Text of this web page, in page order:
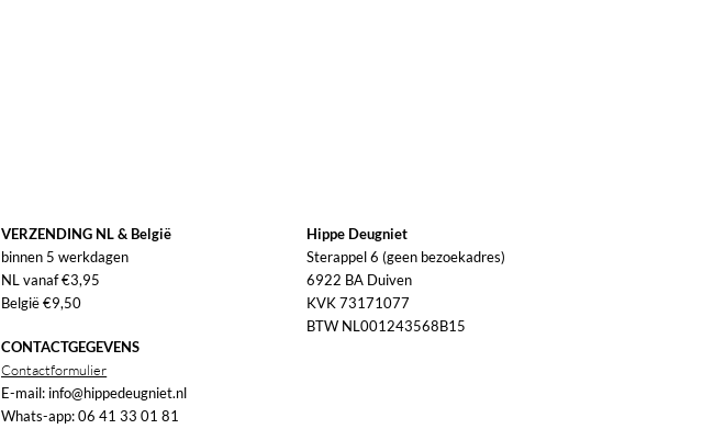
VERZENDING NL & België
binnen 5 werkdagen
NL vanaf €3,95
België €9,50
CONTACTGEGEVENS
Contactformulier
E-mail: info@hippedeugniet.nl
Whats-app: 06 41 33 01 81
Hippe Deugniet
Sterappel 6 (geen bezoekadres)
6922 BA Duiven
KVK 73171077
BTW NL001243568B15